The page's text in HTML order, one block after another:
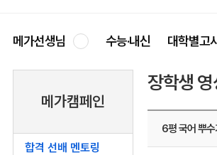
메가선생님 수능·내신 대학별고
메가캠페인
합격 선배 멘토링
장학생
6평 국어 뿌수